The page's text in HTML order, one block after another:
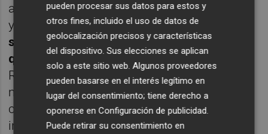
administrador concursal cambió de opinión
y liberó los saldos."Lo relevante es evitar
situaciones como estas en el futuro, por lo
que el precedente es clave"
, ha aseverado
Rodríguez, quien ha añadido que, por
motivos como éste, la CNMV aplaudió los
cambios en la Ley concursal que se
incluyeron a través de la Ley de Segunda
pueden procesar sus datos para estos y
otros fines, incluido el uso de datos de
geolocalización precisos y características
del dispositivo. Sus elecciones se aplican
solo a este sitio web. Algunos proveedores
pueden basarse en el interés legítimo en
lugar del consentimiento; tiene derecho a
oponerse enConfiguración de publicidad.
Puede retirar su consentimiento en